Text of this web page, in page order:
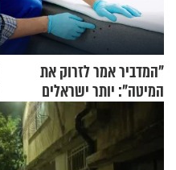
"המדביר אמר לזרוק את
המיטה": יותר ישראלים
מדווחים על מכת פשפשי
המיטה